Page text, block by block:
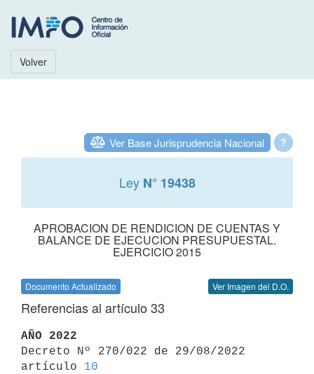
Volver
?
Ver Base Jurisprudencia Nacional
Ley N° 19438
APROBACION DE RENDICION DE CUENTAS Y
BALANCE DE EJECUCION PRESUPUESTAL.
EJERCICIO 2015
Documento Actualizado Ver Imagen del D.O.
Referencias al artículo 33
AÑO 2022
Decreto Nº 270/022 de 29/08/2022
artículo 10